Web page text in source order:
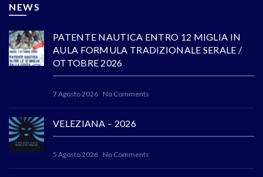
NEWS
PATENTE NAUTICA ENTRO 12 MIGLIA IN
AULA FORMULA TRADIZIONALE SERALE /
OTTOBRE 2026
7 Agosto 2026 No Comments
VELEZIANA – 2026
5 Agosto 2026 No Comments